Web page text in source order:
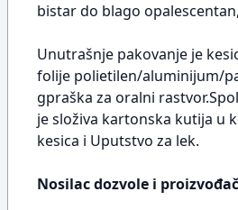
bistar do blago
Unutrašnje pakovanje je
folije polietilen/aluminijum/
gpraška za oralni
je složiva kartonska kutija u
kesica i Uputstvo za lek.
Nosilac dozvole i proizvođač